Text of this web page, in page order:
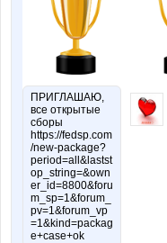
ПРИГЛАШАЮ,
все открытые
сборы
https://fedsp.com
/new-package?
period=all&lastst
op_string=&own
er_id=8800&foru
m_sp=1&forum_
pv=1&forum_vp
=1&kind=packag
e+case+ok